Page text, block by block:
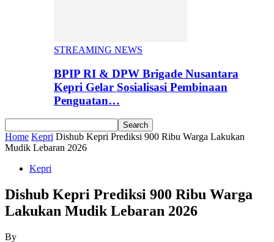
STREAMING NEWS
BPIP RI & DPW Brigade Nusantara
Kepri Gelar Sosialisasi Pembinaan
Penguatan…
Home Kepri Dishub Kepri Prediksi 900 Ribu Warga Lakukan
Mudik Lebaran 2026
Kepri
Dishub Kepri Prediksi 900 Ribu Warga
Lakukan Mudik Lebaran 2026
By